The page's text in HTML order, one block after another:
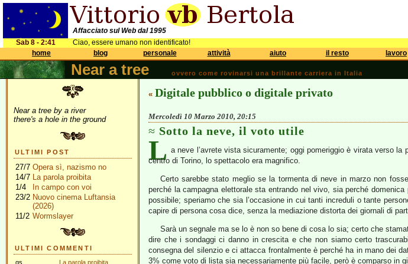
Affacciato sul Web dal 1995
Sab 8 - 2:41
Ciao, essere umano non identificato!
home
blog personale attività aiuto il resto lavoro
Near a tree ovvero come rovinarsi una brillante carriera in Italia
Near a tree by a river
there's a hole in the ground
ULTIMI POST
27/7 Opera sì, nazismo no
14/7 La parola proibita
1/4
In campo con voi
23/2 Nuovo cinema Luftansia
(2026)
11/2 Wormslayer
ULTIMI COMMENTI
gs
La parola proibita
« Digitale pubblico o digitale privato
Mercoledì 10 Marzo 2010, 20:15
Sotto la neve, il voto utile
L a neve l’avrete vista sicuramente; oggi pomeriggio è virata verso
centro di Torino, lo spettacolo era magnifico.
Certo sarebbe stato meglio se la tormenta di neve in marzo non
perché la campagna elettorale sta entrando nel vivo, sia perché domenica
possibile; speriamo che sia l’occasione in cui tanti increduli o tante
capire di persona cosa dice, senza la mediazione distorta dei giornali di
Sarà un segnale ma se lo è non so bene di cosa lo sia; certo che
dire che i sondaggi ci danno in crescita e che non siamo certo
consegna del silenzio e ci attacca frontalmente è perché ha in mano dei
3% come voto di lista sia necessariamente più facile, però è comparso in